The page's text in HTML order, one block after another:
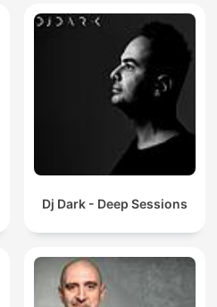
Dj Dark - Deep Sessions